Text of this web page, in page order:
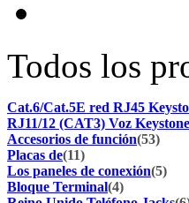
Todos los
Cat.6/Cat.5E red RJ45
RJ11/12 (CAT3) Voz
Accesorios de función(53)
Placas de(11)
Los paneles de conexión(5)
Bloque Terminal(4)